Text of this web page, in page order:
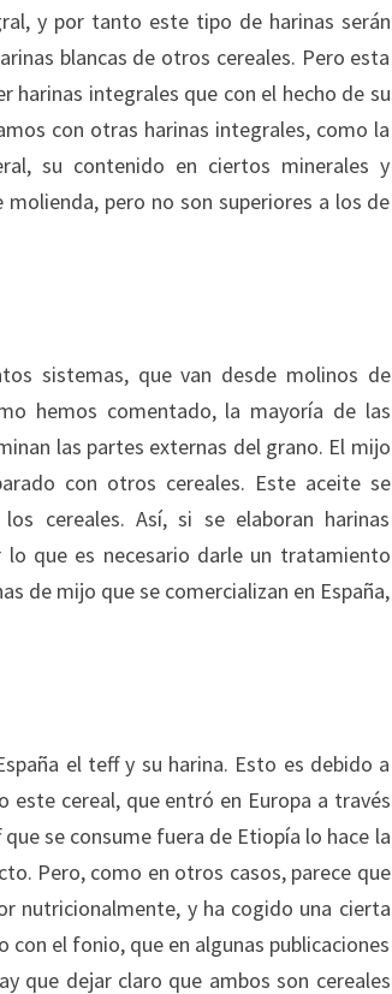
y por tanto este tipo de harinas serán
blancas de otros cereales. Pero esta
harinas integrales que con el hecho de su
con otras harinas integrales, como la
su contenido en ciertos minerales y
pero no son superiores a los de
sistemas, que van desde molinos de
hemos comentado, la mayoría de las
las partes externas del grano. El mijo
con otros cereales. Este aceite se
cereales. Así, si se elaboran harinas
lo que es necesario darle un tratamiento
de mijo que se comercializan en España,
el teff y su harina. Esto es debido a
este cereal, que entró en Europa a través
se consume fuera de Etiopía lo hace la
Pero, como en otros casos, parece que
nutricionalmente, y ha cogido una cierta
el fonio, que en algunas publicaciones
que dejar claro que ambos son cereales